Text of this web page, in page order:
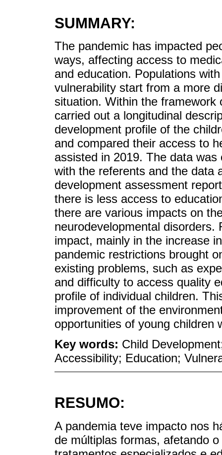
SUMMARY:
The pandemic has impacted
ways, affecting access to
and education. Populations
vulnerability start from a more
situation. Within the
carried out a longitudinal
development profile of the
and compared their access to
assisted in 2019. The data
with the referents and the data
development assessment
there is less access to
there are various impacts on
neurodevelopmental disorders.
impact, mainly in the increase
pandemic restrictions brought
existing problems, such as
and difficulty to access quality
profile of individual children.
improvement of the
opportunities of young children
Key words: Child
Accessibility; Education;
RESUMO:
A pandemia teve impacto nos
de múltiplas formas, afetando